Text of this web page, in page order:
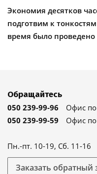
Экономия десятков
подготвим к
время было
Обращайтесь
050 239-99-96
Офис
050 239-99-59
Офис
Пн.-пт. 10-19, Сб. 11-16
Заказать обратный